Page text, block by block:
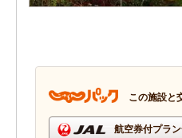
この施設と
航空券付プラ